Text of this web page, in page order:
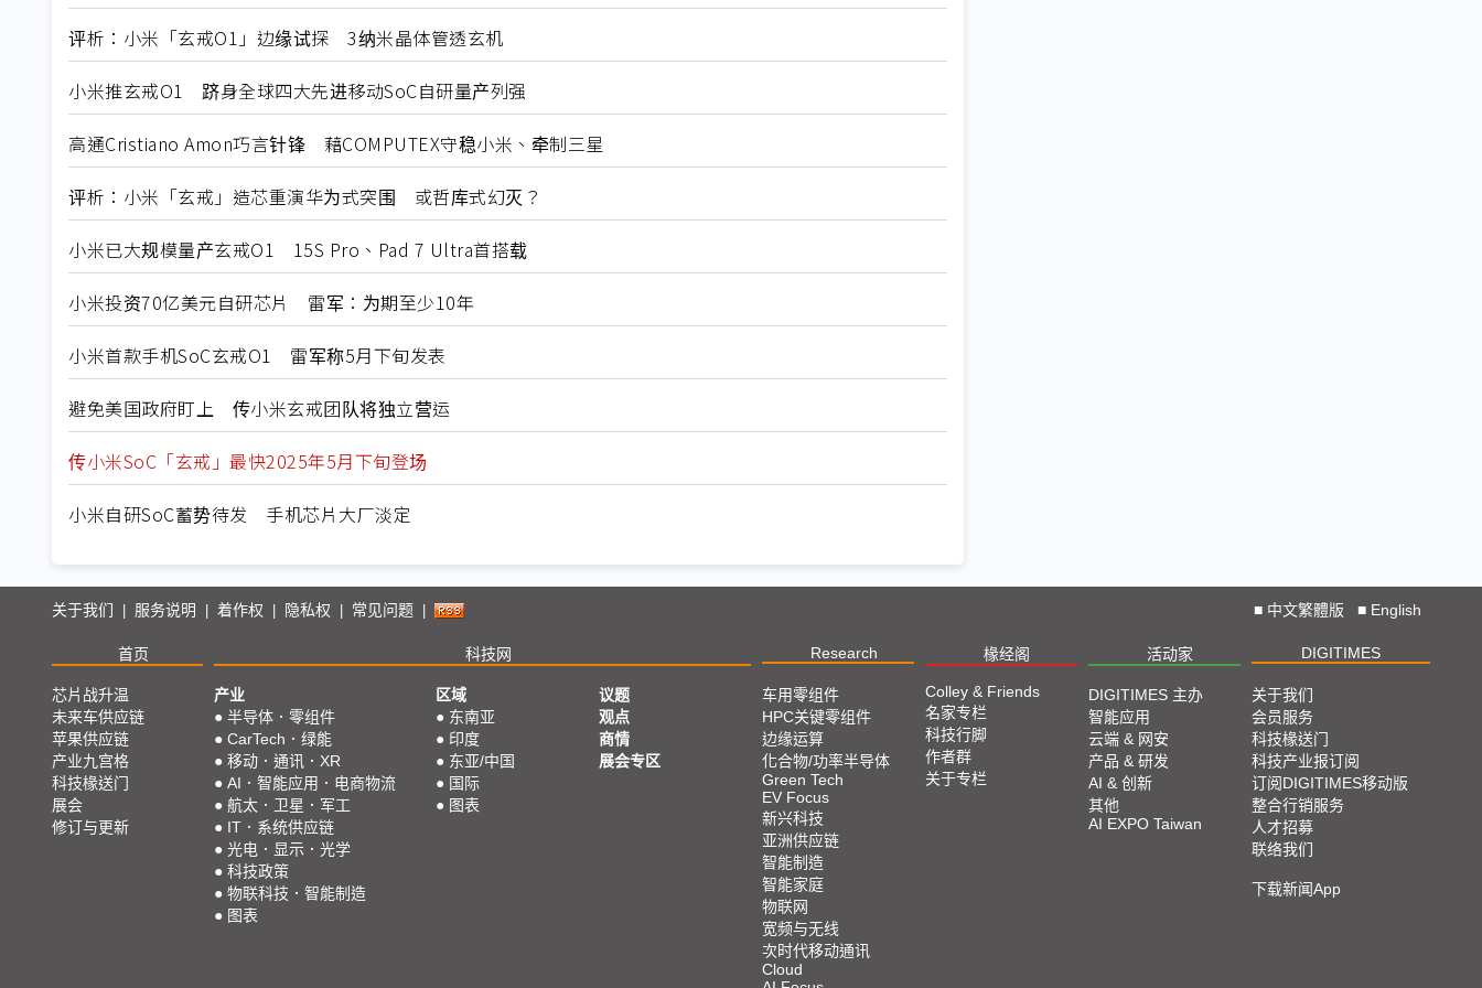
评析：小米「玄戒O1」边缘试探 3纳米晶体管透玄机
小米推玄戒O1 跻身全球四大先进移动SoC自研量产列强
高通Cristiano Amon巧言针锋 藉COMPUTEX守稳小米、牵制三星
评析：小米「玄戒」造芯重演华为式突围 或哲库式幻灭？
小米已大规模量产玄戒O1 15S Pro、Pad 7 Ultra首搭载
小米投资70亿美元自研芯片 雷军：为期至少10年
小米首款手机SoC玄戒O1 雷军称5月下旬发表
避免美国政府盯上 传小米玄戒团队将独立营运
传小米SoC「玄戒」最快2025年5月下旬登场
小米自研SoC蓄势待发 手机芯片大厂淡定
关于我们 服务说明 着作权 隐私权 常见问题 ■ 中文繁體版 ■ English
首页 科技网 Research 椽经阁 活动家 DIGITIMES
芯片战升温
未来车供应链
苹果供应链
产业九宫格
科技椽送门
展会
修订与更新
产业
● 半导体．零组件
● CarTech．绿能
● 移动．通讯．XR
● AI．智能应用．电商物流
● 航太．卫星．军工
● IT．系统供应链
● 光电．显示．光学
● 科技政策
● 物联科技．智能制造
● 图表
区域
● 东南亚
● 印度
● 东亚/中国
● 国际
● 图表
议题
观点
商情
展会专区
车用零组件
HPC关键零组件
边缘运算
化合物/功率半导体
Green Tech
EV Focus
新兴科技
亚洲供应链
智能制造
智能家庭
物联网
宽频与无线
次时代移动通讯
Cloud
Colley & Friends
名家专栏
科技行脚
作者群
关于专栏
DIGITIMES 主办
智能应用
云端 & 网安
产品 & 研发
AI & 创新
其他
AI EXPO Taiwan
关于我们
会员服务
科技椽送门
科技产业报订阅
订阅DIGITIMES移动版
整合行销服务
人才招募
联络我们
下载新闻App